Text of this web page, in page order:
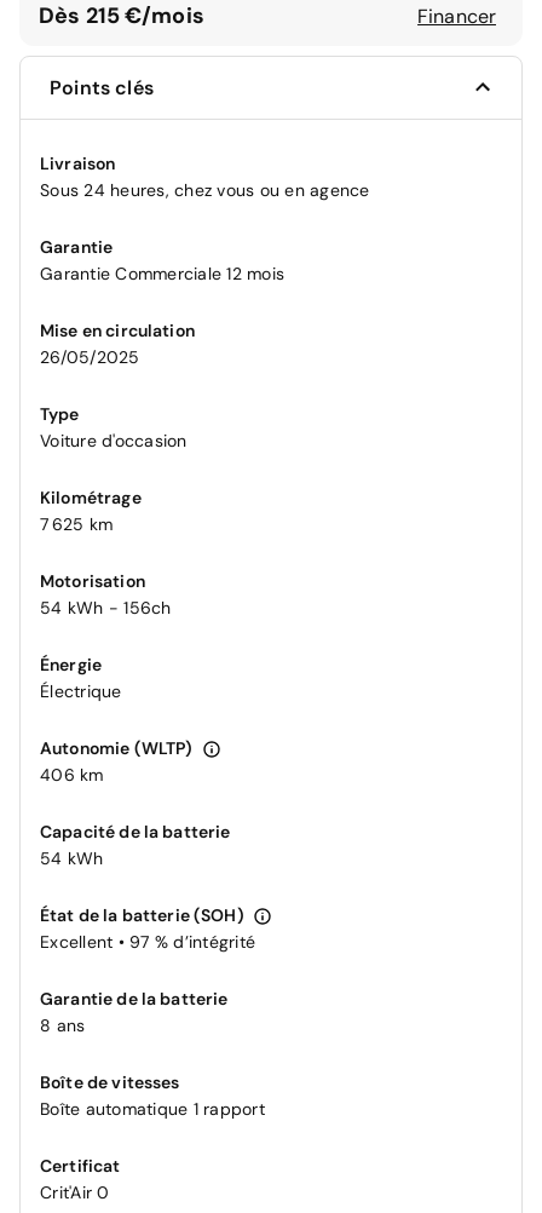
Dès 215 €/mois Financer
Points clés
Livraison
Sous 24 heures, chez vous ou en agence
Garantie
Garantie Commerciale 12 mois
Mise en circulation
26/05/2025
Type
Voiture d'occasion
Kilométrage
7 625 km
Motorisation
54 kWh - 156ch
Énergie
Électrique
Autonomie (WLTP)
406 km
Capacité de la batterie
54 kWh
État de la batterie (SOH)
Excellent • 97 % d’intégrité
Garantie de la batterie
8 ans
Boîte de vitesses
Boîte automatique 1 rapport
Certificat
Crit'Air 0